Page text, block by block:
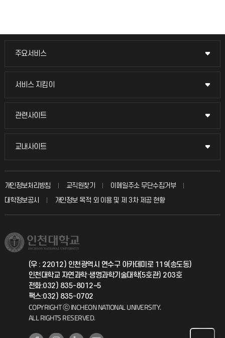
주요서비스
주요서비스
교무회의방송
입학안내
취업정보(학생)
서비스 지킴이
서비스 지킴이
묻고 답하기
칭찬마당
학생서비스 지킴이
관련사이트
관련사이트
국방헬프콜
총동문회
교내사이트
교내사이트
교수회
교육혁신본부
국제지원과
공자아카데미
기초교육원
개인정보처리방침 교직원찾기
이메일주소 무단수집거부
대학정보공시
개인정보 목적 외 이용 및 제 3차 제공 현황
(우 : 22012) 인천광역시 연수구 아카데미로 119(송도동)
인천대학교 자연과학·생명과학기술대학(5호관) 203호
전화:032) 835-8012~5
팩스:032) 835-0702
COPYRIGHT ⓒ INCHEON NATIONAL UNIVERSITY.
ALL RIGHTS RESERVED.